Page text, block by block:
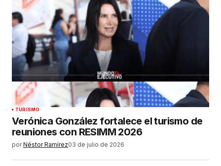
TURISMO
Verónica González fortalece el turismo de
reuniones con RESIMM 2026
por Néstor Ramírez03 de julio de 2026